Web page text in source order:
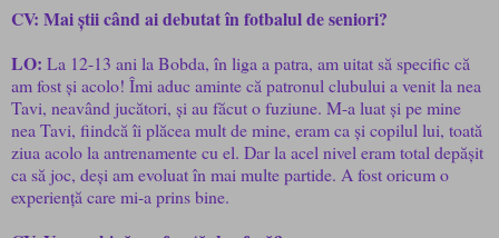
CV: Mai știi când ai debutat în fotbalul de seniori?
LO: La 12-13 ani la Bobda, în liga a patra, am uitat să specific că
am fost și acolo! Îmi aduc aminte că patronul clubului a venit la nea
Tavi, neavând jucători, și au făcut o fuziune. M-a luat și pe mine
nea Tavi, fiindcă îi plăcea mult de mine, eram ca și copilul lui, toată
ziua acolo la antrenamente cu el. Dar la acel nivel eram total depășit
ca să joc, deși am evoluat în mai multe partide. A fost oricum o
experiență care mi-a prins bine.